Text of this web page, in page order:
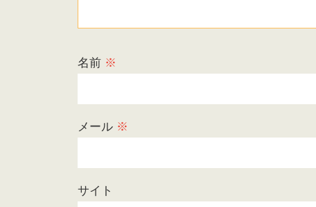
名前 ※
メール ※
サイト